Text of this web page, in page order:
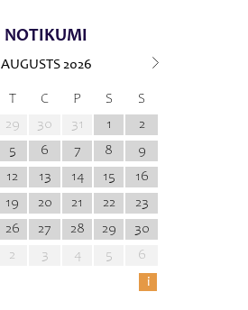
NOTIKUMI
AUGUSTS 2026
T C P S
S
29 30 31 1
2
5 6 7 8
9
12 13 14 15
16
19 20 21 22
23
26 27 28 29
30
2 3 4 5
6
i